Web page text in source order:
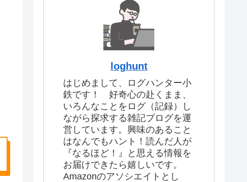
loghunt
はじめまして、ログハンター小
鉄です！ 好奇心の赴くまま、
いろんなことをログ（記録）し
ながら探求する雑記ブログを運
営しています。興味のあること
はなんでもハント！読んだ人が
『なるほど！』と思える情報を
お届けできたら嬉しいです。
Amazonのアソシエイトとし